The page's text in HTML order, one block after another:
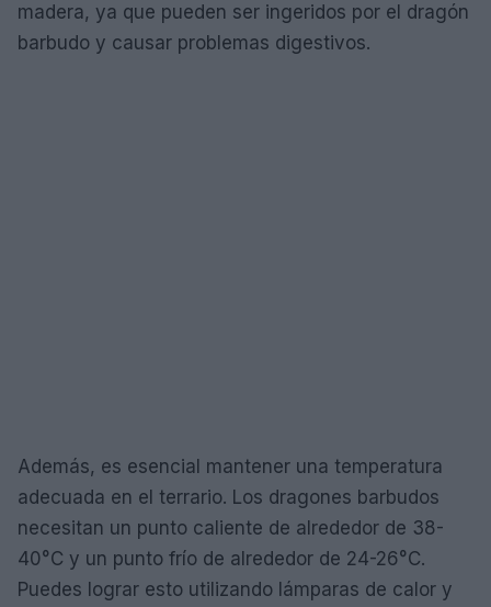
madera, ya que pueden ser ingeridos por el dragón
barbudo y causar problemas digestivos.
Además, es esencial mantener una temperatura
adecuada en el terrario. Los dragones barbudos
necesitan un punto caliente de alrededor de 38-
40°C y un punto frío de alrededor de 24-26°C.
Puedes lograr esto utilizando lámparas de calor y